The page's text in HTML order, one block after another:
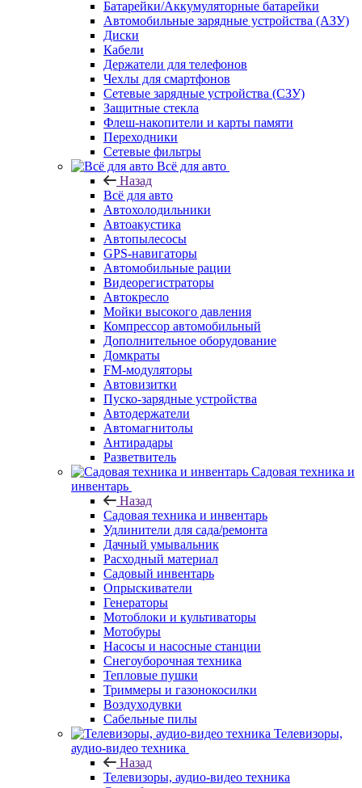
Батарейки/Аккумуляторные батарейки
Автомобильные зарядные устройства (АЗУ)
Диски
Кабели
Держатели для телефонов
Чехлы для смартфонов
Сетевые зарядные устройства (СЗУ)
Защитные стекла
Флеш-накопители и карты памяти
Переходники
Сетевые фильтры
Всё для авто
Назад
Всё для авто
Автохолодильники
Автоакустика
Автопылесосы
GPS-навигаторы
Автомобильные рации
Видеорегистраторы
Автокресло
Мойки высокого давления
Компрессор автомобильный
Дополнительное оборудование
Домкраты
FM-модуляторы
Автовизитки
Пуско-зарядные устройства
Автодержатели
Автомагнитолы
Антирадары
Разветвитель
Садовая техника и
инвентарь
Назад
Садовая техника и инвентарь
Удлинители для сада/ремонта
Дачный умывальник
Расходный материал
Садовый инвентарь
Опрыскиватели
Генераторы
Мотоблоки и культиваторы
Мотобуры
Насосы и насосные станции
Снегоуборочная техника
Тепловые пушки
Триммеры и газонокосилки
Воздуходувки
Сабельные пилы
Телевизоры,
аудио-видео техника
Назад
Телевизоры, аудио-видео техника